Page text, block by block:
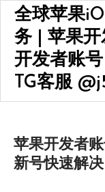
Skip
content
全球苹果
务 | 苹果
开发者账
TG客服
苹果开发者
新号快速解